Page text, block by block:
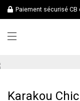
Paiement sécurisé CB
Karakou Chic